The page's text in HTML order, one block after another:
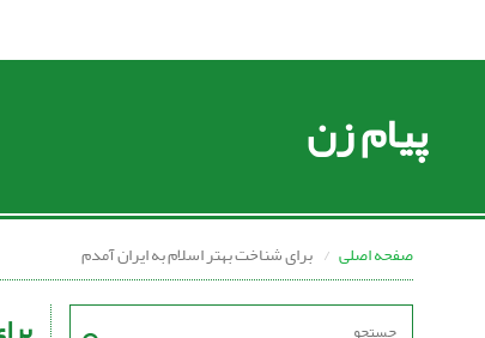
پیام زن
صفحه اصلی براى شناخت بهتر اسلام به ایران آمدم